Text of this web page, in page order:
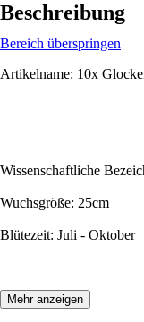
Beschreibung
Bereich überspringen
Artikelname: 10x
Wissenschaftliche
Wuchsgröße: 25cm
Blütezeit: Juli - Oktober
Beschreibung:
Mehr anzeigen